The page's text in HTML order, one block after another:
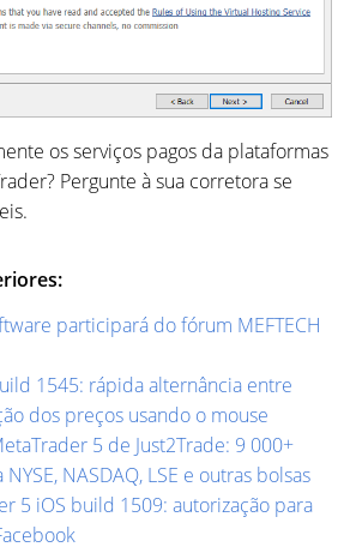
os serviços pagos da plataformas
Pergunte à sua corretora se
participará do fórum MEFTECH
1545: rápida alternância entre
dos preços usando o mouse
5 de Just2Trade: 9 000+
NASDAQ, LSE e outras bolsas
5 iOS build 1509: autorização para